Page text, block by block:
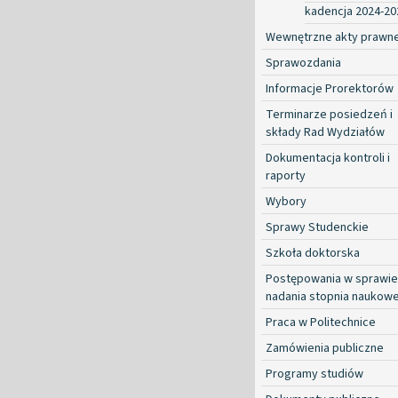
kadencja 2024-
Wewnętrzne akty
Sprawozdania
Informacje Prorektorów
Terminarze posiedzeń i
składy Rad Wydziałów
Dokumentacja kontroli i
raporty
Wybory
Sprawy Studenckie
Szkoła doktorska
Postępowania w sprawie
nadania stopnia
Praca w Politechnice
Zamówienia publiczne
Programy studiów